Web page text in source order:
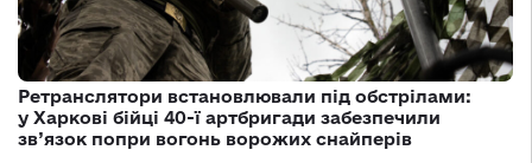
Ретранслятори встановлювали під обстрілами:
у Харкові бійці 40-ї артбригади забезпечили
зв’язок попри вогонь ворожих снайперів